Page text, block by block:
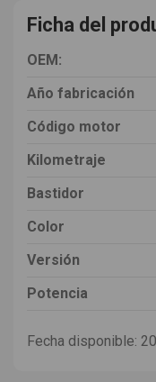
Ficha del
OEM:
Año fabricación
Código motor
Kilometraje
Bastidor
Color
Versión
Potencia
Fecha disponible: